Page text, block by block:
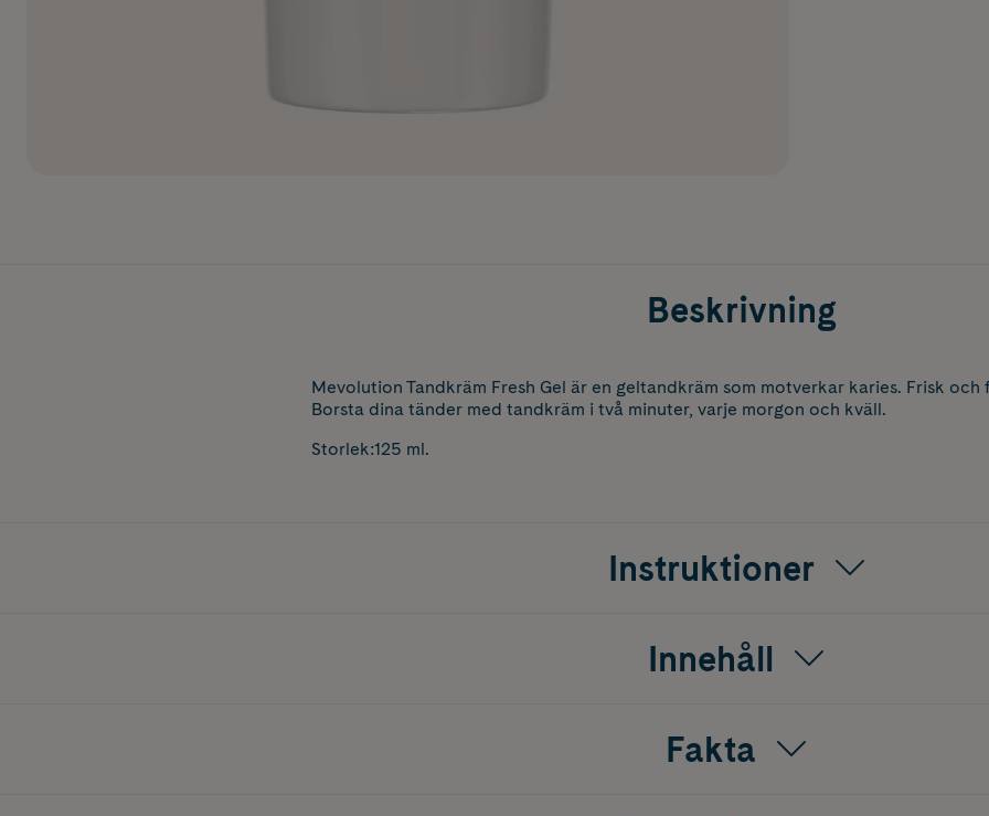
Beskrivning
Mevolution Tandkräm Fresh Gel är en geltandkräm som motverkar karies. Frisk och
Borsta dina tänder med tandkräm i två minuter, varje morgon och kväll.
Storlek:125 ml.
Instruktioner
Innehåll
Fakta